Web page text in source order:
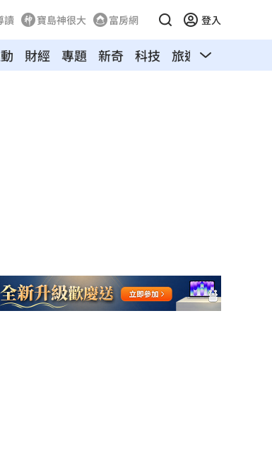
讀 寶島神很大 富房網 登入
財經 專題 新奇 科技 旅遊 汽車